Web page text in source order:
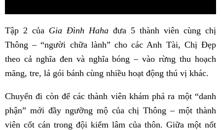
Tập 2 của Gia Đình Haha đưa 5 thành viên cùng chị
Thông – “người chữa lành” cho các Anh Tài, Chị Đẹp
theo cả nghĩa đen và nghĩa bóng – vào rừngthu hoạch
măng, tre, lá gói bánh cùng nhiều hoạt động thú vị khác.
Chuyến đi còn để các thành viên khám phá ra một “danh
phận” mới đầy ngưỡng mộ của chị Thông – một thành
viên cốt cán trong đội kiểm lâm của thôn. Giữa một nốt